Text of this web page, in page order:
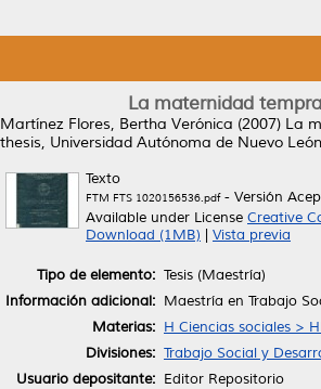
La maternidad
Martínez Flores, Bertha Verónica (2007) La
thesis, Universidad Autónoma de Nuevo
Texto
FTM FTS 1020156536.pdf- Versión
Available under License Creative
Download (1MB)
Vista previa
Tipo de elemento: Tesis (Maestría)
Información adicional: Maestría en Trabajo
Materias: H Ciencias sociales >
Divisiones: Trabajo Social y
Usuario depositante: Editor Repositorio